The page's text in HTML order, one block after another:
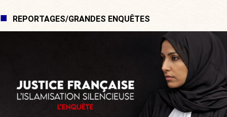
REPORTAGES/GRANDES ENQUÊTES